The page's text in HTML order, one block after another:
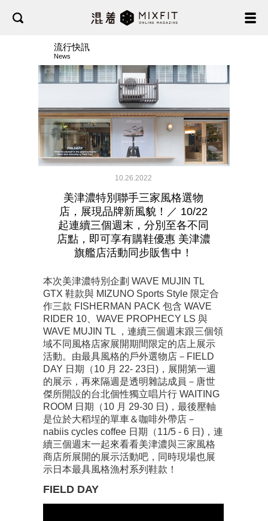
流行快訊
News
10.26.2022
美津濃特別聯手三家風格選物
店，展現品牌新風貌！／ 10/22
起連續三個週末，分別至各不同
店點，即可享有購鞋優惠 美津濃
旗艦店活動同步販售中！
本次美津濃特別企劃 WAVE MUJIN TL
GTX 鞋款與 MIZUNO Sports Style 限定合
作三款 FISHERMAN PACK 包含 WAVE
RIDER 10、WAVE PROPHECY LS 與
WAVE MUJIN TL ，連續三個週末跟三個領
域不同風格店家展開期間限定的店上展示
活動。由最具風格的戶外選物店－FIELD
DAY 日期（10 月 22- 23日)，展開第一週
的展示，再來隔週是透明雜誌成員－唐世
傑所開設的台北個性獨立唱片行 WAITING
ROOM 日期（10 月 29-30 日)，最後壓軸
是位於大稻埕的單車＆咖啡外帶店－
nabiis cycles coffee 日期（11/5 - 6 日)，連
續三個週末一起來看看美津濃與三家風格
商店所展開的展示活動吧，同時現場也展
示日本最具風格漁村系列鞋款！
FIELD DAY